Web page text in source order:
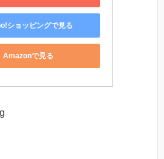
ショッピングで見る
Amazonで見る